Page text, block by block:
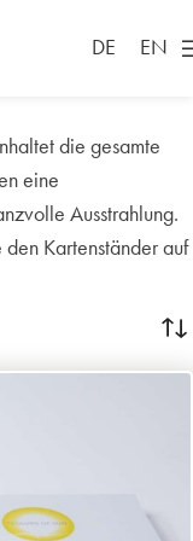
DE EN
die gesamte
eine
Ausstrahlung.
Kartenständer auf